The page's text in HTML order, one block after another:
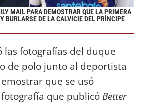
MAIL PARA DEMOSTRAR QUE LA PRIMERA
BURLARSE DE LA CALVICIE DEL PRÍNCIPE
fotografías del duque
de polo junto al deportista
que se usó
que publicó Better